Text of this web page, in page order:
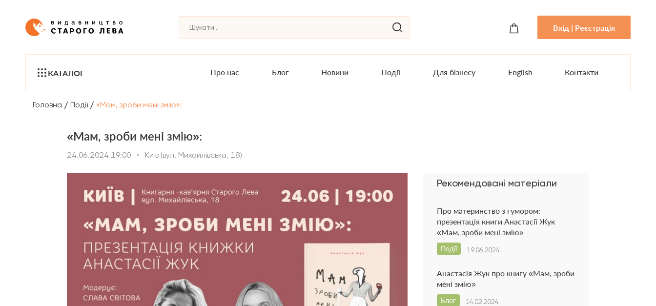
Вхід | Реєстрація
КАТАЛОГ Про нас Блог Новини Події Для бізнесу English Контакти
Головна / Події / «Мам, зроби мені змію»:
«Мам, зроби мені змію»:
24.06.2024 19:00 • Київ (вул. Михайлівська, 18)
Рекомендовані матеріали
Про материнство з гумором:
презентація книги Анастасії Жук
«Мам, зроби мені змію»
19.06.2024
Події
Анастасія Жук про книгу «Мам, зроби
мені змію»
14.02.2024
Блог